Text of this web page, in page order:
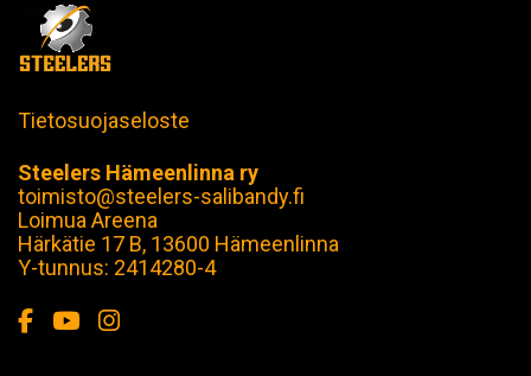
Tietosuojaseloste
Steelers Hämeenlinna ry
toimisto@steelers-salibandy.fi
Loimua Areena
Härkätie 17 B, 13600 Hämeenlinna
Y-tunnus: 2414280-4